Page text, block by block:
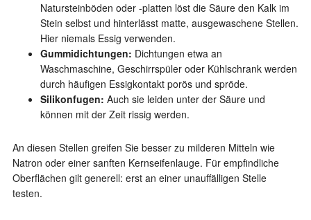
Natursteinböden oder -platten löst die Säure den Kalk im
Stein selbst und hinterlässt matte, ausgewaschene Stellen.
Hier niemals Essig verwenden.
Gummidichtungen: Dichtungen etwa an
Waschmaschine, Geschirrspüler oder Kühlschrank werden
durch häufigen Essigkontakt porös und spröde.
Silikonfugen: Auch sie leiden unter der Säure und
können mit der Zeit rissig werden.
An diesen Stellen greifen Sie besser zu milderen Mitteln wie
Natron oder einer sanften Kernseifenlauge. Für empfindliche
Oberflächen gilt generell: erst an einer unauffälligen Stelle
testen.